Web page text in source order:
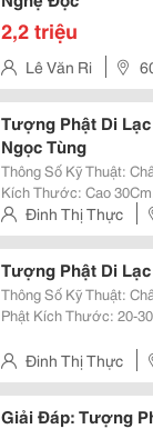
2,2 triệu
Lê Văn Ri
Tượng Phật Di
Ngọc Tùng
Thông Số Kỹ Thuật: Chất Liệu: Mạ Vàng Màu Sắc: Vàng Thể Loại: Tượng Phật
Kích Thước: Cao
Hàng Xuất Xứ: Việt Nam Hãng Sản Xuất: Đồ Đồng Đại Bái Tình Trạng: Mới
100% Bảo Hành: 5 Năm
Đinh Thị Thực
Thạnh, Tphcm
Tượng Phật Di
Thông Số Kỹ Thuật: Chất Liệu: Đồng Màu Sắc: Vàng Đồng Thể Loại: Tượng
Phật Kích Thước: 20-30Cm,... Hoặc Đặt Hàng Theo Yêu Cầu Khách Hàng Xuất
Hành: 5 Năm
Đinh Thị Thực
Thạnh, Tphcm
Giải Đáp: Tượng